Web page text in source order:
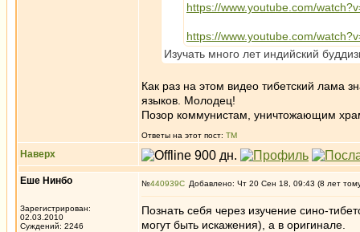
https://www.youtube.com/
https://www.youtube.com/
Изучать много лет индийский
Как раз на этом видео тибетский лама
языков. Молодец!
Позор коммунистам, уничтожающим
Ответы на этот пост: ТМ
Наверх
Еше Нинбо
Зарегистрирован:
02.03.2010
Суждений: 2246
№440939 Добавлено: Чт 20 Сен 18, 09:43 (8 лет
Познать себя через изучение сино-
могут быть искажения), а в оригинале.